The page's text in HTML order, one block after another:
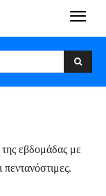
εβδομάδας με